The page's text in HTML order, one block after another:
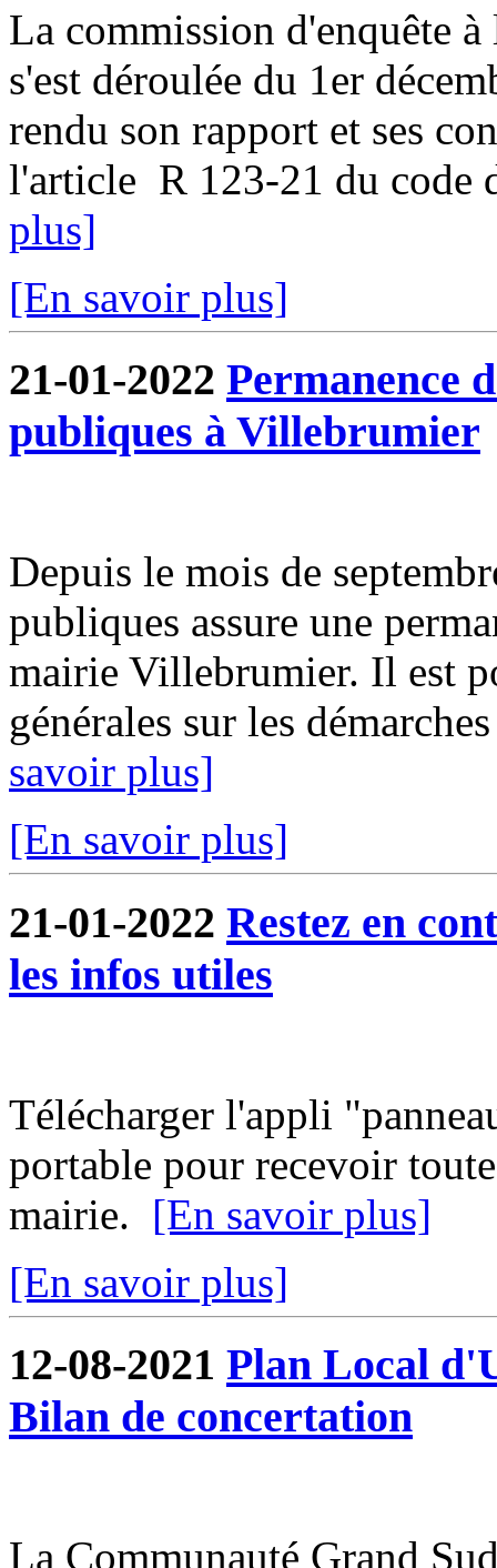
La commission d'enquête
s'est déroulée du 1er
rendu son rapport et ses
l'article R 123-21 du code
plus]
[En savoir plus]
21-01-2022 Permanence
publiques à Villebrumier
Depuis le mois de
publiques assure une
mairie Villebrumier. Il est
générales sur les
savoir plus]
[En savoir plus]
21-01-2022 Restez en
les infos utiles
Télécharger l'appli
portable pour recevoir
mairie. [En savoir plus]
[En savoir plus]
12-08-2021 Plan Local
Bilan de concertation
La Communauté Grand